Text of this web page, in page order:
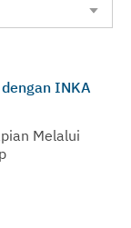
INKA
Melalui